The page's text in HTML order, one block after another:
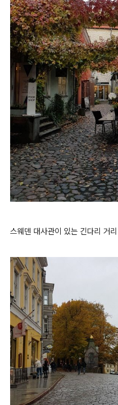
스웨덴 대사관이 있는 긴다리 거리